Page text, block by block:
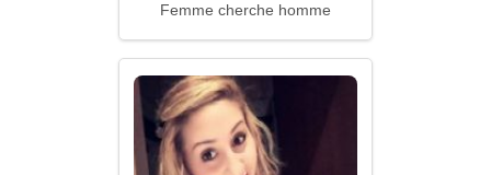
Femme cherche homme